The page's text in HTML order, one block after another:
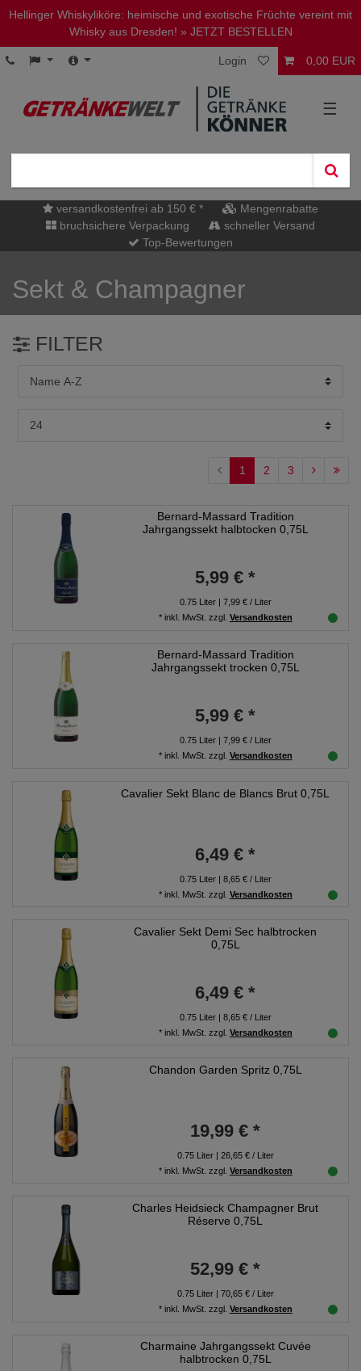
Hellinger Whiskyliköre: heimische und exotische Früchte vereint mit
Whisky aus Dresden! » JETZT BESTELLEN
Login 0,00 EUR
☰
versandkostenfrei ab 150 € *
Mengenrabatte
bruchsichere Verpackung
schneller Versand
Top-Bewertungen
Sekt & Champagner
FILTER
1 2 3
Bernard-Massard Tradition
Jahrgangssekt halbtocken 0,75L
5,99 € *
0.75Liter| 7,99 € / Liter
* inkl. MwSt. zzgl. Versandkosten
Bernard-Massard Tradition
Jahrgangssekt trocken 0,75L
5,99 € *
0.75Liter| 7,99 € / Liter
* inkl. MwSt. zzgl. Versandkosten
Cavalier Sekt Blanc de Blancs Brut 0,75L
6,49 € *
0.75Liter| 8,65 € / Liter
* inkl. MwSt. zzgl. Versandkosten
Cavalier Sekt Demi Sec halbtrocken
0,75L
6,49 € *
0.75Liter| 8,65 € / Liter
* inkl. MwSt. zzgl. Versandkosten
Chandon Garden Spritz 0,75L
19,99 € *
0.75Liter| 26,65 € / Liter
* inkl. MwSt. zzgl. Versandkosten
Charles Heidsieck Champagner Brut
Réserve 0,75L
52,99 € *
0.75Liter| 70,65 € / Liter
* inkl. MwSt. zzgl. Versandkosten
Charmaine Jahrgangssekt Cuvée
halbtrocken 0,75L